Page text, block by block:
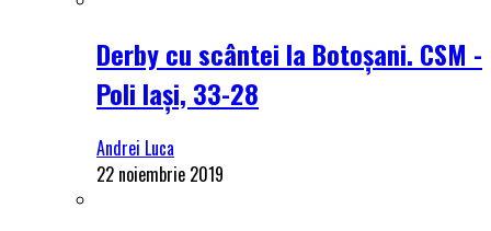
Derby cu scântei la Botoșani. CSM -
Poli Iași, 33-28
Andrei Luca
22 noiembrie 2019